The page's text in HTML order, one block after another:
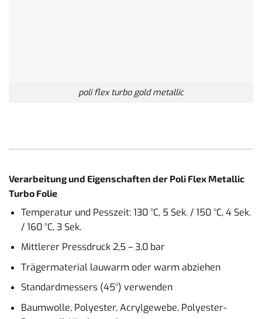
poli flex turbo gold metallic
Verarbeitung und Eigenschaften der Poli Flex Metallic
Turbo Folie
Temperatur und Pesszeit: 130 °C, 5 Sek. / 150 °C, 4 Sek.
/ 160 °C, 3 Sek.
Mittlerer Pressdruck 2,5 – 3,0 bar
Trägermaterial lauwarm oder warm abziehen
Standardmessers (45°) verwenden
Baumwolle, Polyester, Acrylgewebe, Polyester-